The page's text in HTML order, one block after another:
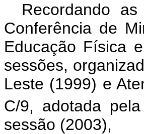
Recordando
Conferência de
Educação Física
sessões,
Leste (1999) e
C/9, adotada
sessão (2003),